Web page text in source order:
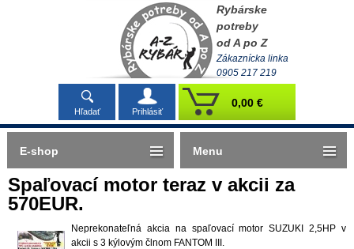
Rybárske
potreby
od A po Z
Zákaznícka linka
0905 217 219
Hľadať Prihlásiť
0,00 €
Spaľovací motor teraz v akcii za
570EUR.
Neprekonateľná akcia na spaľovací motor SUZUKI 2,5HP v
akcii s 3 kýlovým člnom FANTOM III.
E-shop Menu